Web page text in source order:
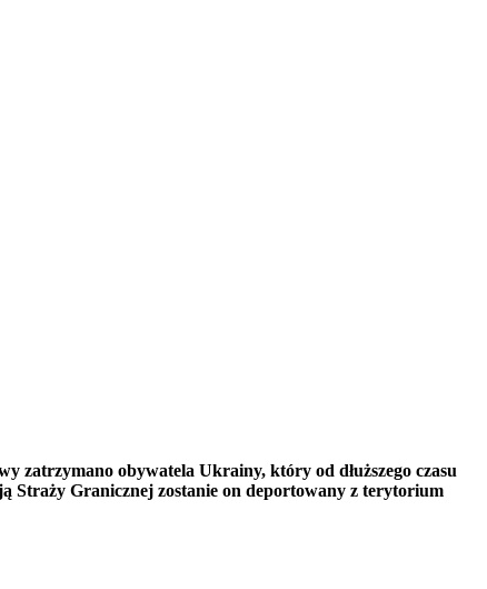
zatrzymano obywatela Ukrainy, który od dłuższego czasu
Straży Granicznej zostanie on deportowany z terytorium